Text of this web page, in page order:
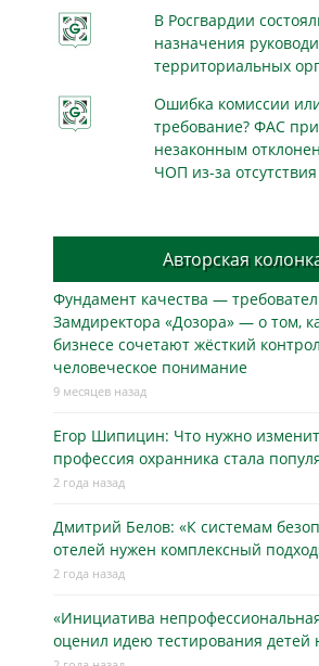
В Росгвардии
назначения
территориальных
Ошибка комиссии
требование? ФАС
незаконным
ЧОП из-за
Авторская
Фундамент качества —
Замдиректора «Дозора» — о том,
бизнесe сочетают жёсткий
человеческое понимание
9 месяцев назад
Егор Шипицин: Что нужно
профессия охранника стала
2 года назад
Дмитрий Белов: «К системам
отелей нужен комплексный
2 года назад
«Инициатива
оценил идею тестирования детей